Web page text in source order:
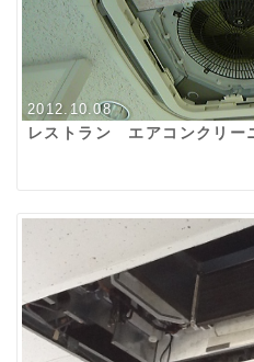
2012.10.08
レストラン エアコンクリー